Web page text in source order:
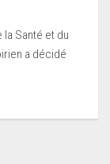
la Santé et du
a décidé